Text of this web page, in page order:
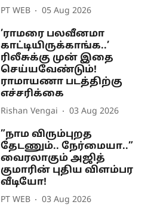
PT WEB 05 Aug 2026
’ராமரை பலவீனமா
காட்டியிருக்காங்க..’
ரிலீசுக்கு முன் இதை
செய்யவேண்டும்!
ராமாயணா படத்திற்கு
எச்சரிக்கை
Rishan Vengai 03 Aug 2026
”நாம விரும்புறத
தேடணும்.. நேர்மையா..”
வைரலாகும் அஜித்
குமாரின் புதிய விளம்பர
வீடியோ!
PT WEB 03 Aug 2026